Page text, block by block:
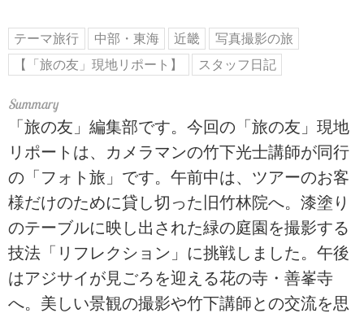
テーマ旅行 中部・東海 近畿
写真撮影の旅
【「旅の友」現地リポート】
スタッフ日記
「旅の友」編集部です。今回の「旅の友」現地
リポートは、カメラマンの竹下光士講師が同行
の「フォト旅」です。午前中は、ツアーのお客
様だけのために貸し切った旧竹林院へ。漆塗り
のテーブルに映し出された緑の庭園を撮影する
技法「リフレクション」に挑戦しました。午後
はアジサイが見ごろを迎える花の寺・善峯寺
へ。美しい景観の撮影や竹下講師との交流を思